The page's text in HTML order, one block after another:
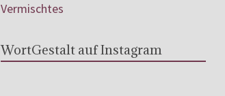
Vermischtes
WortGestalt auf Instagram